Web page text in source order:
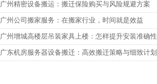
广州精密设备搬运：搬迁保险购买与风险规避方案
广州公司搬家服务：在搬家行业，时间就是效益
广州增城高楼层吊装家具上楼：怎样提升安装准确性
广东机房服务器设备搬迁：高效搬迁策略与细致计划